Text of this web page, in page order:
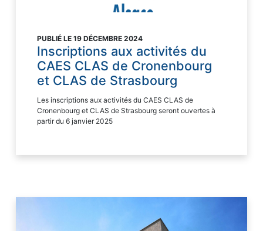
PUBLIÉ LE 19 DÉCEMBRE 2024
Inscriptions aux activités du
CAES CLAS de Cronenbourg
et CLAS de Strasbourg
Les inscriptions aux activités du CAES CLAS de
Cronenbourg et CLAS de Strasbourg seront ouvertes à
partir du 6 janvier 2025